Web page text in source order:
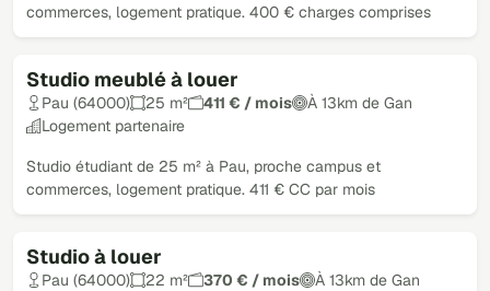
commerces, logement pratique. 400 € charges comprises
Studio meublé à louer
Pau (64000) 25 m² 411 € / mois
À 13km de Gan
Logement partenaire
Studio étudiant de 25 m² à Pau, proche campus et
commerces, logement pratique. 411 € CC par mois
Studio à louer
Pau (64000) 22 m² 370 € / mois
À 13km de Gan